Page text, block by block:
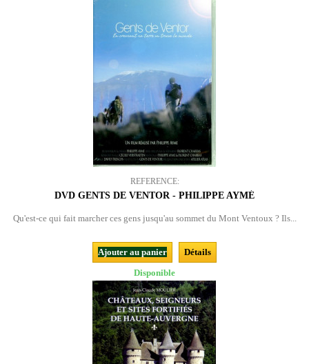
REFERENCE:
DVD GENTS DE VENTOR - PHILIPPE AYMÉ
Qu'est-ce qui fait marcher ces gens jusqu'au sommet du Mont Ventoux ? Ils...
Ajouter au panier
Détails
Disponible